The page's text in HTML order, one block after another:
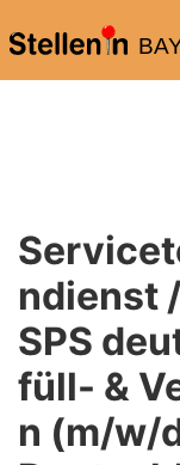
ndienst
SPS
füll- &
n (m/w/